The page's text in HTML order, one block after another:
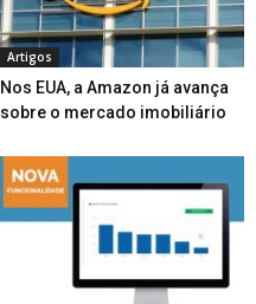
Artigos
Nos EUA, a Amazon já avança
sobre o mercado imobiliário